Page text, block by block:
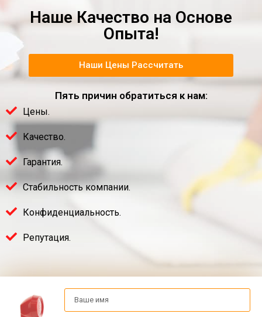
Наше Качество на Основе
Опыта!
Наши Цены Рассчитать
Пять причин обратиться к нам:
Цены.
Качество.
Гарантия.
Стабильность компании.
Конфиденциальность.
Репутация.